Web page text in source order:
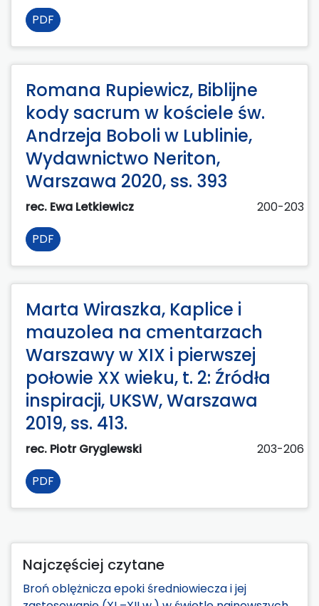
PDF
Romana Rupiewicz, Biblijne
kody sacrum w kościele św.
Andrzeja Boboli w Lublinie,
Wydawnictwo Neriton,
Warszawa 2020, ss. 393
rec. Ewa Letkiewicz
200-203
PDF
Marta Wiraszka, Kaplice i
mauzolea na cmentarzach
Warszawy w XIX i pierwszej
połowie XX wieku, t. 2: Źródła
inspiracji, UKSW, Warszawa
2019, ss. 413.
rec. Piotr Gryglewski
203-206
PDF
Najczęściej czytane
Broń oblężnicza epoki średniowiecza i jej